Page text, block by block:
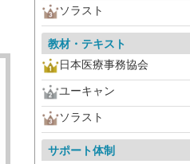
ソラスト
教材・テキスト
日本医療事務協会
ユーキャン
ソラスト
サポート体制